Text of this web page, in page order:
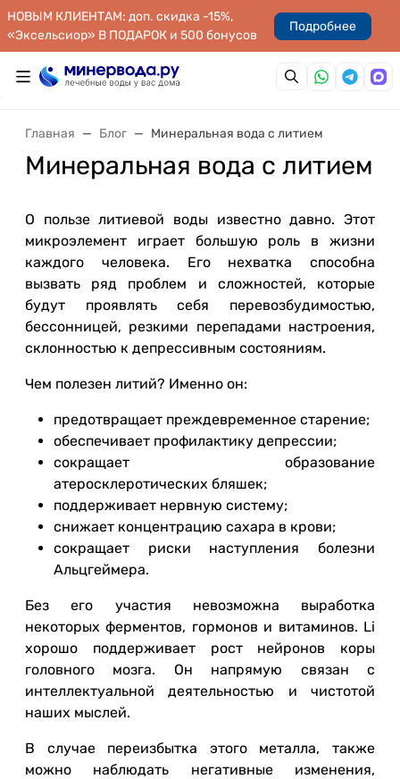
НОВЫМ КЛИЕНТАМ: доп. скидка -15%,
«Эксельсиор» В ПОДАРОК и 500 бонусов
Подробнее
Главная Блог Минеральная вода с литием
Минеральная вода с литием
О пользе литиевой воды известно давно. Этот
микроэлемент играет большую роль в жизни
каждого человека. Его нехватка способна
вызвать ряд проблем и сложностей, которые
будут проявлять себя перевозбудимостью,
бессонницей, резкими перепадами настроения,
склонностью к депрессивным состояниям.
Чем полезен литий? Именно он:
предотвращает преждевременное старение;
обеспечивает профилактику депрессии;
сокращает образование
атеросклеротических бляшек;
поддерживает нервную систему;
снижает концентрацию сахара в крови;
сокращает риски наступления болезни
Альцгеймера.
Без его участия невозможна выработка
некоторых ферментов, гормонов и витаминов. Li
хорошо поддерживает рост нейронов коры
головного мозга. Он напрямую связан с
интеллектуальной деятельностью и чистотой
наших мыслей.
В случае переизбытка этого металла, также
можно наблюдать негативные изменения,